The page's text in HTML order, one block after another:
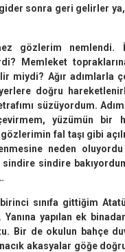
gider sonra geri gelirler
gözlerim nemlendi.
Memleket
miydi? Ağır adımlarla
doğru
süzüyordum.
yüzümün bir
fal taşı gibi
neden oluyordu
sindire
sınıfa gittiğim
yapılan ek
Bir de okulun bahçe
akasyalar göğe doğru